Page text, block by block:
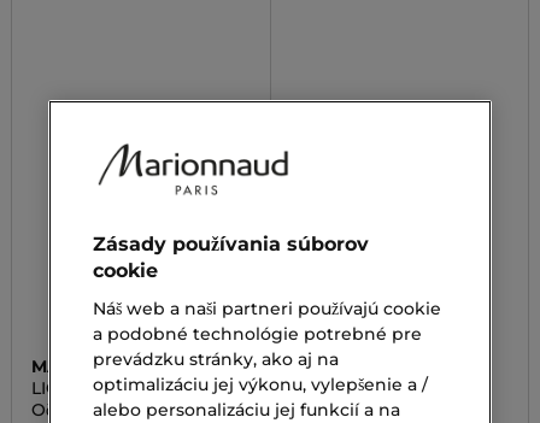
MAKE UP FACTORY
LIQUID EYE LINER
Očná linka
MAKE UP FACTORY
AUTOMATIC EYE LINER
Očná linka
Zásady používania súborov
cookie
Náš web a naši partneri používajú cookie
a podobné technológie potrebné pre
prevádzku stránky, ako aj na
optimalizáciu jej výkonu, vylepšenie a /
alebo personalizáciu jej funkcií a na